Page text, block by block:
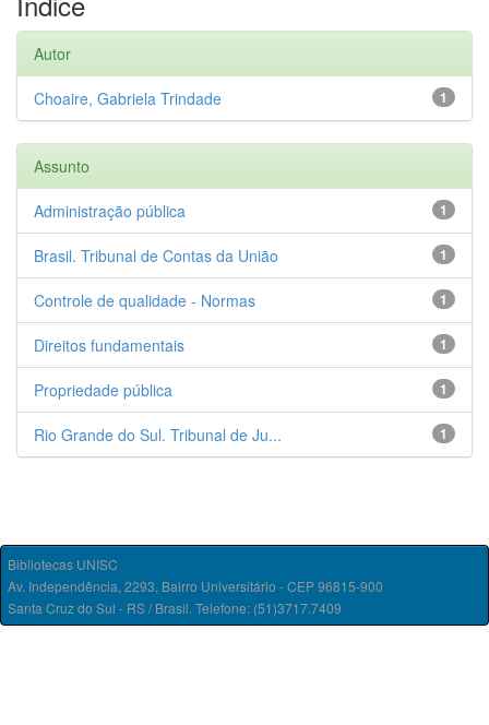
Autor
1
Choaire, Gabriela Trindade
Assunto
1
Administração pública
1
Brasil. Tribunal de Contas da União
1
Controle de qualidade - Normas
1
Direitos fundamentais
1
Propriedade pública
1
Rio Grande do Sul. Tribunal de Ju...
Bibliotecas UNISC
Av. Independência, 2293, Bairro Universitário - CEP 96815-900
Santa Cruz do Sul - RS / Brasil. Telefone: (51)3717.7409